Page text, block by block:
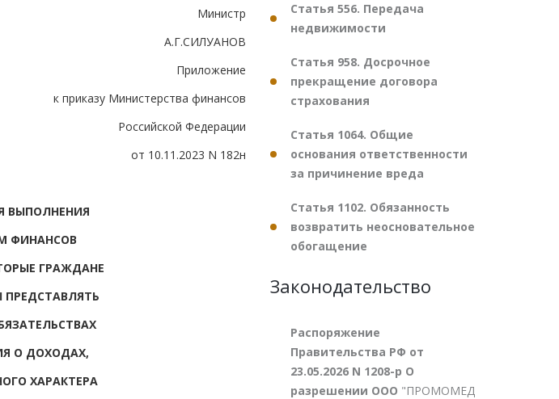
Министр
А.Г.СИЛУАНОВ
Приложение
к приказу Министерства финансов
Российской Федерации
от 10.11.2023 N 182н
ВЫПОЛНЕНИЯ
ФИНАНСОВ
ГРАЖДАНЕ
О ДОХОДАХ,
ХАРАКТЕРА
Статья 556. Передача
недвижимости
Статья 958. Досрочное
прекращение договора
страхования
Статья 1064. Общие
основания ответственности
за причинение вреда
Статья 1102. Обязанность
возвратить неосновательное
обогащение
Законодательство
Распоряжение
Правительства РФ от
23.05.2026 N 1208-р О
разрешении ООО "ПРОМОМЕД